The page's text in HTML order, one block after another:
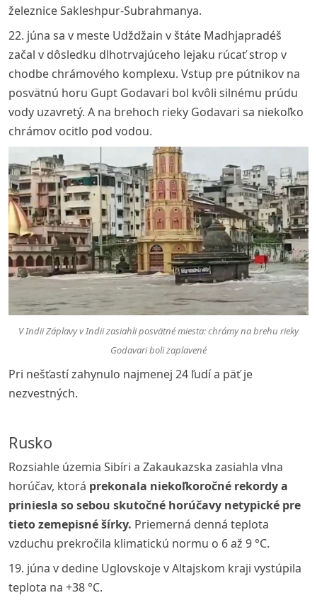
železnice Sakleshpur-Subrahmanya.
22. júna sa v meste Udždžain v štáte Madhjapradéš
začal v dôsledku dlhotrvajúceho lejaku rúcať strop v
chodbe chrámového komplexu. Vstup pre pútnikov na
posvätnú horu Gupt Godavari bol kvôli silnému prúdu
vody uzavretý. A na brehoch rieky Godavari sa niekoľko
chrámov ocitlo pod vodou.
V Indii Záplavy v Indii zasiahli posvätné miesta: chrámy na brehu rieky
Godavari boli zaplavené
Pri nešťastí zahynulo najmenej 24 ľudí a päť je
nezvestných.
Rusko
Rozsiahle územia Sibíri a Zakaukazska zasiahla vlna
horúčav, ktorá prekonala niekoľkoročné rekordy a
priniesla so sebou skutočné horúčavy netypické pre
tieto zemepisné šírky. Priemerná denná teplota
vzduchu prekročila klimatickú normu o 6 až 9 °C.
19. júna v dedine Uglovskoje v Altajskom kraji vystúpila
teplota na +38 °C.